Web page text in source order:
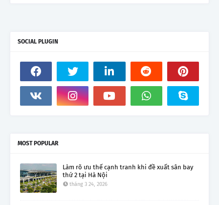
SOCIAL PLUGIN
MOST POPULAR
Làm rõ ưu thế cạnh tranh khi đề xuất sân bay
thứ 2 tại Hà Nội
tháng 3 24, 2026